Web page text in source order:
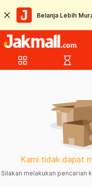
Belanja Lebih
grid_view hourglass_empty
Kami tidak dapat
Silakan melakukan pencarian